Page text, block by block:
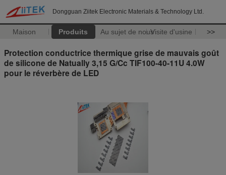
Dongguan Ziitek Electronic Materials & Technology Ltd.
Maison Produits Au sujet de nousVisite d'usine >>
Protection conductrice thermique grise de mauvais goût
de silicone de Natually 3,15 G/Cc TIF100-40-11U 4.0W
pour le réverbère de LED